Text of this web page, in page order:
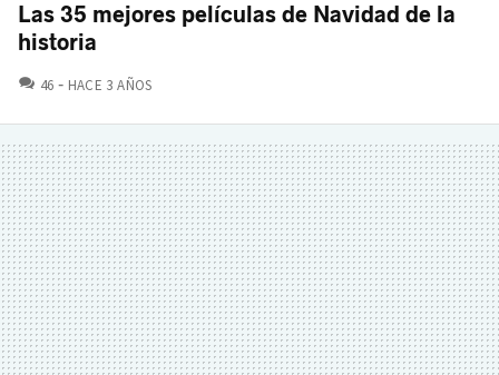
Las 35 mejores películas de Navidad de la
historia
46 COMENTARIOS
HACE 3 AÑOS